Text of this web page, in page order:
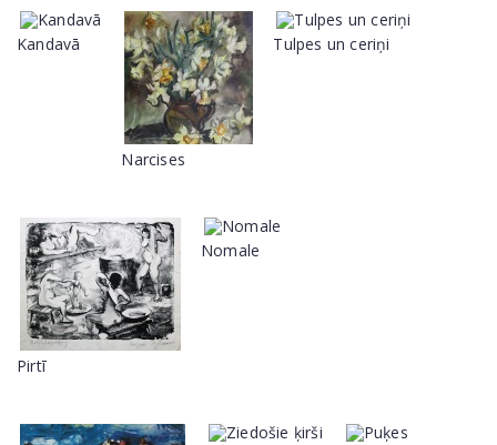
Kandavā
Narcises
Tulpes un ceriņi
Pirtī
Nomale